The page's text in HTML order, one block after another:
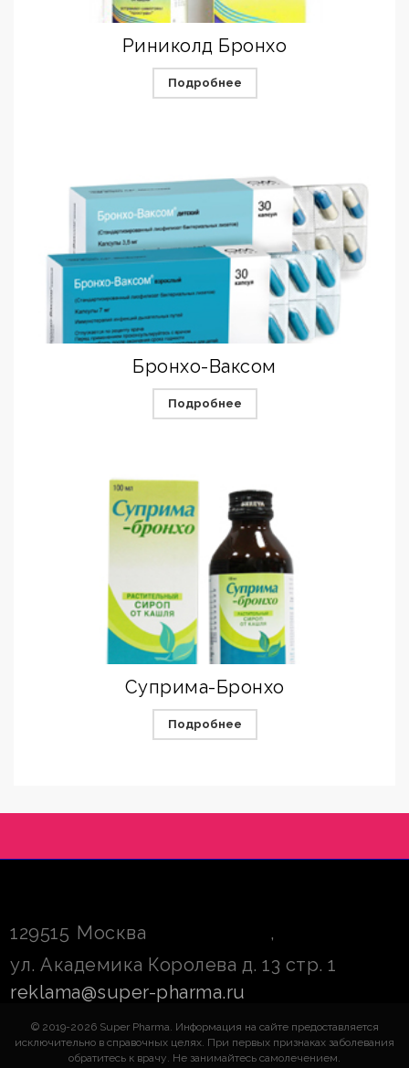
Риниколд Бронхо
Подробнее
Бронхо-Ваксом
Подробнее
Суприма-Бронхо
Подробнее
129515 Москва
,
ул. Академика Королева д. 13 стр. 1
reklama@super-pharma.ru
© 2019-2026 Super Pharma. Информация на сайте предоставляется
исключительно в справочных целях. При первых признаках заболевания
обратитесь к врачу. Не занимайтесь самолечением.